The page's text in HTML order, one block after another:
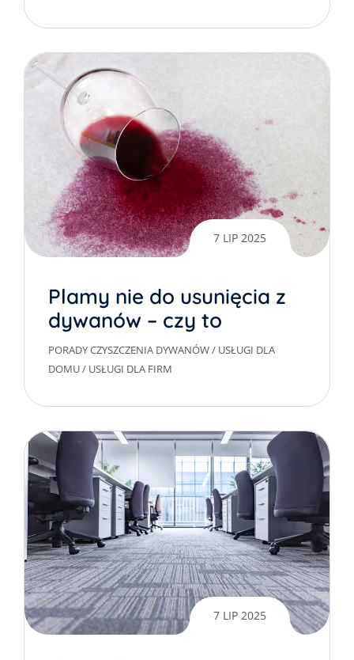
7 LIP 2025
Plamy nie do usunięcia z
dywanów – czy to
możliwe?
PORADY CZYSZCZENIA DYWANÓW/ USŁUGI DLA
DOMU/ USŁUGI DLA FIRM
7 LIP 2025